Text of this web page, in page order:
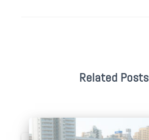
Related Posts